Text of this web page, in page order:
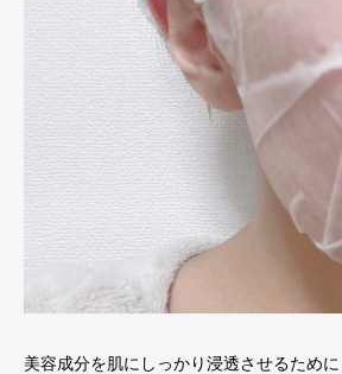
美容成分を肌にしっかり浸透させるため